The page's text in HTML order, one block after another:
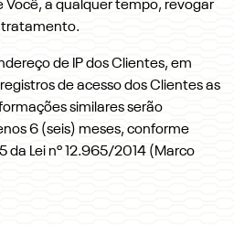
Você, a qualquer tempo, revogar
tratamento.
de IP dos Clientes, em
de acesso dos Clientes as
similares serão
6 (seis) meses, conforme
da Lei nº 12.965/2014 (Marco